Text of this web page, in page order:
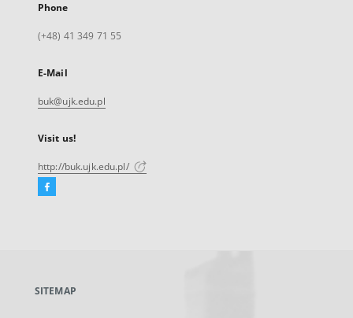
Phone
(+48) 41 349 71 55
E-Mail
buk@ujk.edu.pl
Visit us!
http://buk.ujk.edu.pl/
Facebook
new
SITEMAP